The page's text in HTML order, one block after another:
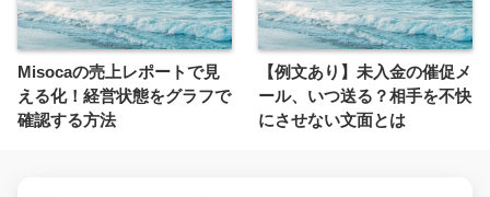
Misocaの売上レポートで見
える化！経営状態をグラフで
確認する方法
【例文あり】未入金の催促メ
ール、いつ送る？相手を不快
にさせない文面とは